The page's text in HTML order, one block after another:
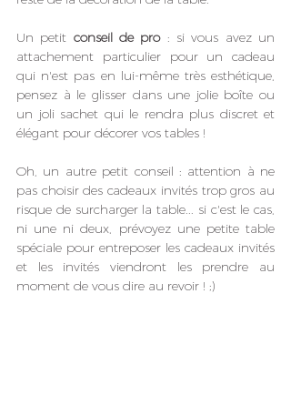
Un petit conseil de pro : si vous avez un
attachement particulier pour un cadeau
qui n'est pas en lui-même très esthétique,
pensez à le glisser dans une jolie boîte ou
un joli sachet qui le rendra plus discret et
élégant pour décorer vos tables !
Oh, un autre petit conseil : attention à ne
pas choisir des cadeaux invités trop gros au
risque de surcharger la table... si c'est le cas,
ni une ni deux, prévoyez une petite table
spéciale pour entreposer les cadeaux invités
et les invités viendront les prendre au
moment de vous dire au revoir ! ;)